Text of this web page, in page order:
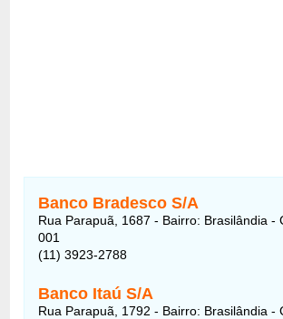
Banco Bradesco S/A
Rua Parapuã, 1687 - Bairro: Brasilândia -
001
(11) 3923-2788
Banco Itaú S/A
Rua Parapuã, 1792 - Bairro: Brasilândia -